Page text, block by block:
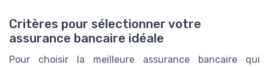
Critères pour sélectionner votre
assurance bancaire idéale
Pour choisir la meilleure assurance bancaire qui